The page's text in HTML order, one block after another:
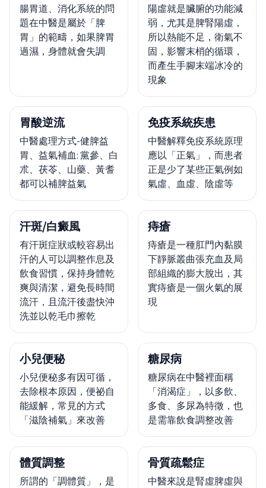
腸胃道、消化系統的問
題在中醫是屬於「脾
胃」的範疇，如果脾胃
過濕，身體就會失調
陽虛就是臟腑的功能減
弱，尤其是脾腎陽虛，
所以熱能不足，衛氣不
固，影響末梢的循環，
而產生手腳末端冰冷的
現象
胃酸逆流
中醫處理方式-健脾益
胃、益氣補血: 黨參、白
朮、茯苓、山藥、黃耆
都可以補脾益氣
免疫系統疾患
中醫解釋免疫系統原理
應以「正氣」，而患者
正是少了某些正氣例如
氣虛、血虛、陰虛等
汗斑/白癜風
有汗斑症狀或較容易出
汗的人可以調整作息及
飲食習慣，保持身體乾
爽與清潔，避免長時間
流汗，且流汗後盡快沖
洗並以乾毛巾擦乾
痔瘡
痔瘡是一種肛門內黏膜
下靜脈叢曲張充血及局
部組織的膨大脫出，其
實痔瘡是一個火氣的展
現
小兒便秘
小兒便秘多有因可循，
去除根本原因，便祕自
能緩解，常見的方式
「滋陰補氣」來改善
糖尿病
糖尿病在中醫裡面稱
「消渴症」，以多飲、
多食、多尿為特徵，也
是需靠飲食調整改善
體質調整
所謂的「調體質」，是
骨質疏鬆症
中醫來說是腎虛脾虛與